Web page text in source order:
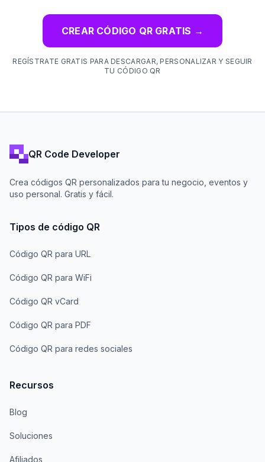
CREAR CÓDIGO QR GRATIS →
REGÍSTRATE GRATIS PARA DESCARGAR, PERSONALIZAR Y SEGUIR
TU CÓDIGO QR
QR Code Developer
Crea códigos QR personalizados para tu negocio, eventos y
uso personal. Gratis y fácil.
Tipos de código QR
Código QR para URL
Código QR para WiFi
Código QR vCard
Código QR para PDF
Código QR para redes sociales
Recursos
Blog
Soluciones
Afiliados